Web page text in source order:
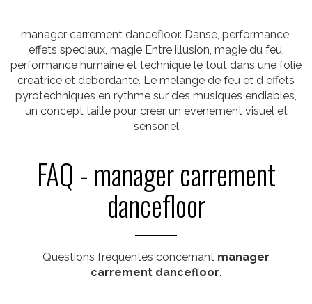
manager carrement dancefloor. Danse, performance,
effets speciaux, magie Entre illusion, magie du feu,
performance humaine et technique le tout dans une folie
creatrice et debordante. Le melange de feu et d effets
pyrotechniques en rythme sur des musiques endiables,
un concept taille pour creer un evenement visuel et
sensoriel
FAQ - manager carrement
dancefloor
Questions fréquentes concernant manager
carrement dancefloor.